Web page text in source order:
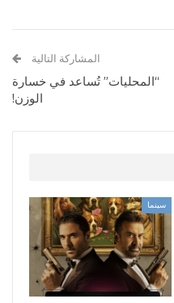
المشاركة التالية
“المحليات” تُساعد في خسارة
الوزن!
سينما